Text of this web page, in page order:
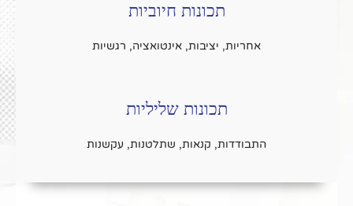
תכונות חיוביות
אחריות, יציבות, אינטואציה, רגשיות
תכונות שליליות
התבודדות, קנאות, שתלטנות, עקשנות